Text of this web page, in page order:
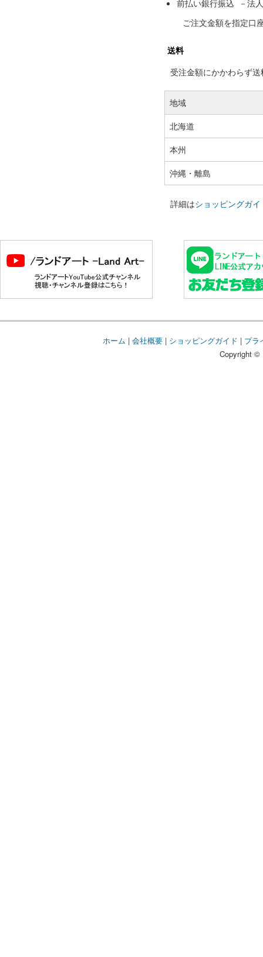
前払い銀行振込 －法
ご注文金額を指定口
送料
受注金額にかかわらず
地域
北海道
本州
沖縄・離島
詳細はショッピングガイ
ホーム | 会社概要| ショッピングガイド | プラ
Copyright ©